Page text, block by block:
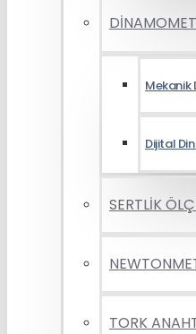
Dijital
SERTLİK
TORK